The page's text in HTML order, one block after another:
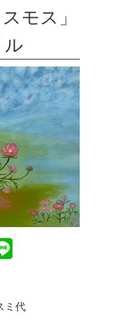
モス」
ル
ミ代